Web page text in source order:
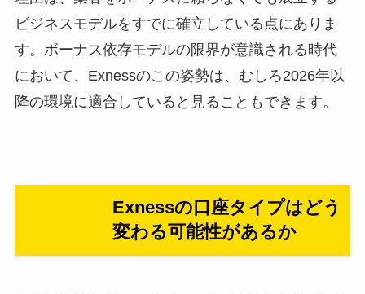
ビジネスモデルをすでに確立している点にありま
す。ボーナス依存モデルの限界が意識される時代
において、Exnessのこの姿勢は、むしろ2026年以
降の環境に適合していると見ることもできます。
Exnessの口座タイプはどう
変わる可能性があるか